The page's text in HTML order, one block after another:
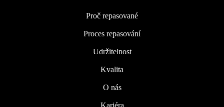
Proč repasované
Proces repasování
Udržitelnost
Kvalita
O nás